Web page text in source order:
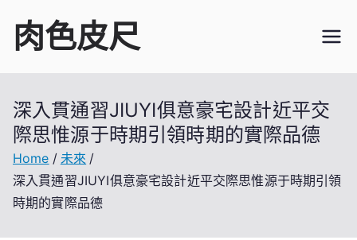
content
肉色皮尺
深入貫通習JIUYI俱意豪宅設計近平交
際思惟源于時期引領時期的實際品德
Home
未來
深入貫通習JIUYI俱意豪宅設計近平交際思惟源于時期引領
時期的實際品德